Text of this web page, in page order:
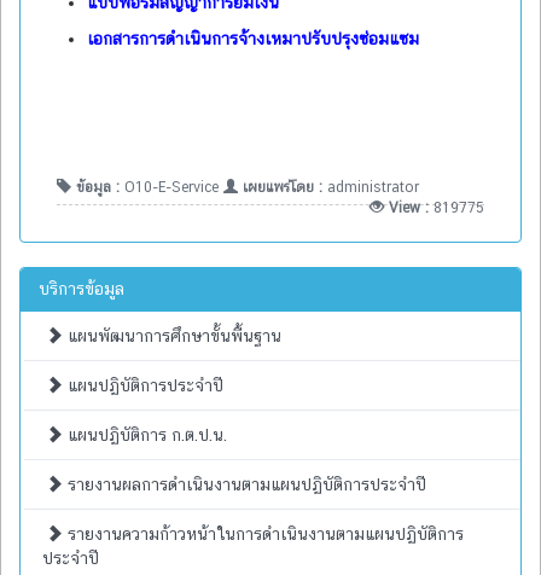
เอกสารการดำเนินการจ้างเหมาปรับปรุงซ่อมแซม
ข้อมูล : O10-E-Service เผยแพร่โดย : administrator
View :819775
บริการข้อมูล
แผนพัฒนาการศึกษาขั้นพื้นฐาน
แผนปฏิบัติการประจำปี
แผนปฏิบัติการ ก.ต.ป.น.
รายงานผลการดำเนินงานตามแผนปฏิบัติการประจำปี
รายงานความก้าวหน้าในการดำเนินงานตามแผนปฏิบัติการ
ประจำปี